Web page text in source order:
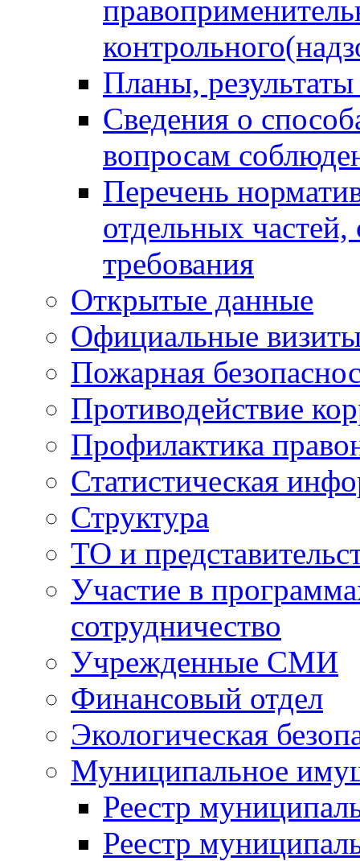
Планы,
Сведения о
вопросам
Перечень
отдельных
требования
Открытые данные
Официальные
Пожарная
Противодействие
Профилактика
Статистическая
Структура
ТО и
Участие в
сотрудничество
Учрежденные СМИ
Финансовый отдел
Экологическая
Муниципальное
Реестр
Реестр